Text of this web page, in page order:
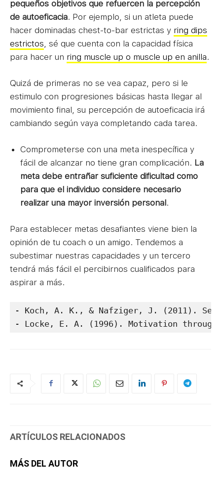
pequeños objetivos que refuercen la percepción
de autoeficacia. Por ejemplo, si un atleta puede
hacer dominadas chest-to-bar estrictas y ring dips
estrictos , sé que cuenta con la capacidad física
para hacer un ring muscle up o muscle up en anilla.
Quizá de primeras no se vea capaz, pero si le
estimulo con progresiones básicas hasta llegar al
movimiento final, su percepción de autoeficacia irá
cambiando según vaya completando cada tarea.
Comprometerse con una meta inespecífica y
fácil de alcanzar no tiene gran complicación. La
meta debe entrañar suficiente dificultad como
para que el individuo considere necesario
realizar una mayor inversión personal.
Para establecer metas desafiantes viene bien la
opinión de tu coach o un amigo. Tendemos a
subestimar nuestras capacidades y un tercero
tendrá más fácil el percibirnos cualificados para
aspirar a más.
- Koch, A. K., & Nafziger, J. (2011).
- Locke, E. A. (1996). Motivation
ARTÍCULOS RELACIONADOS
MÁS DEL AUTOR